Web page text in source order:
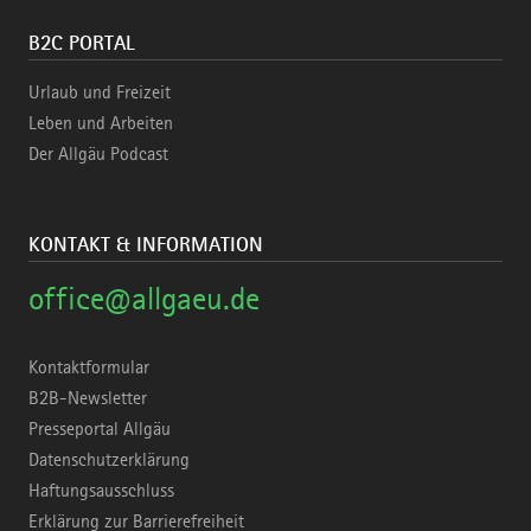
B2C PORTAL
Urlaub und Freizeit
Leben und Arbeiten
Der Allgäu Podcast
KONTAKT & INFORMATION
office@allgaeu.de
Kontaktformular
B2B-Newsletter
Presseportal Allgäu
Datenschutzerklärung
Haftungsausschluss
Erklärung zur Barrierefreiheit